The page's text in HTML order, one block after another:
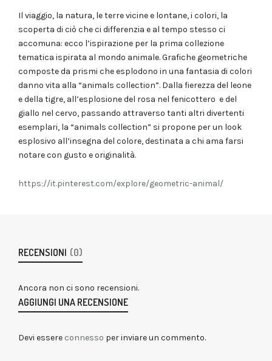
Il viaggio, la natura, le terre vicine e lontane, i colori, la
scoperta di ciò che ci differenzia e al tempo stesso ci
accomuna: ecco l’ispirazione per la prima collezione
tematica ispirata al mondo animale.Grafiche geometriche
composte da prismi che esplodono in una fantasia di colori
danno vita alla “animals collection”. Dalla fierezza del leone
e della tigre, all’esplosione del rosa nel fenicottero e del
giallo nel cervo, passando attraverso tanti altri divertenti
esemplari, la “animals collection” si propone per un look
esplosivo all’insegna del colore, destinata a chi ama farsi
notare con gusto e originalità.
https://it.pinterest.com/explore/geometric-animal/
RECENSIONI (0)
Ancora non ci sono recensioni.
AGGIUNGI UNA RECENSIONE
Devi essere connesso per inviare un commento.